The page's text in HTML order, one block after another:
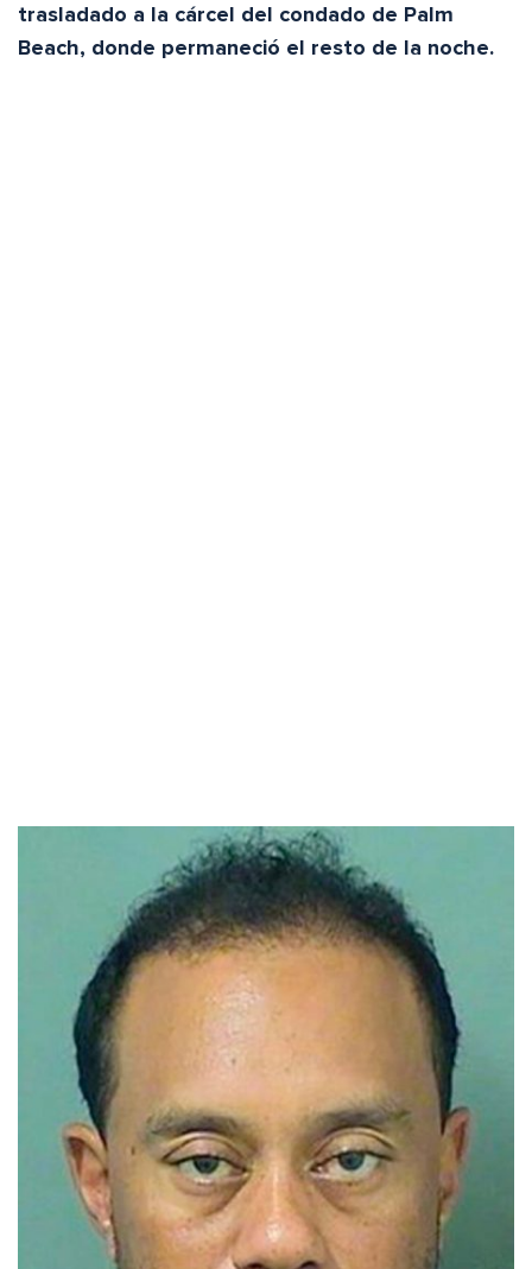
trasladado a la cárcel del condado de Palm
Beach, donde permaneció el resto de la noche.